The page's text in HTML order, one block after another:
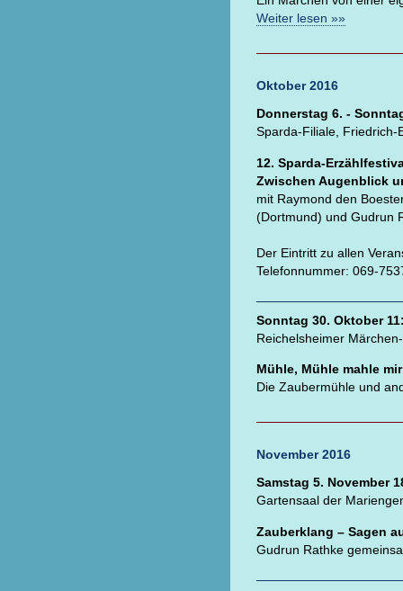
Weiter lesen »»
Oktober 2016
Donnerstag 6. -
Sparda-Filiale, Friedrich-
12. Sparda-
Zwischen Augenblick
mit Raymond den
(Dortmund) und Gudrun
Der Eintritt zu allen
Telefonnummer: 069-
Sonntag 30. Oktober
Reichelsheimer
Mühle, Mühle mahle
Die Zaubermühle und
November 2016
Samstag 5. November
Gartensaal der
Zauberklang – Sagen
Gudrun Rathke